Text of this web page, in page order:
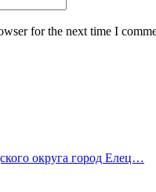
for the next time I
округа город Елец…